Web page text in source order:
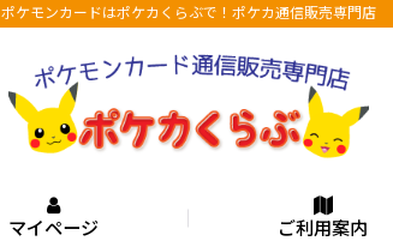
ポケモンカードはポケカくらぶで！ポケカ通信販売専門店
マイページ ご利用案内